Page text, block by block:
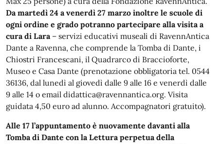
Da martedì 24 a venerdì 27 marzo inoltre le scuole di
ogni ordine e grado potranno partecipare alla visita a
cura di Lara– servizi educativi museali di RavennAntica
Dante a Ravenna, che comprende la Tomba di Dante, i
Chiostri Francescani, il Quadrarco di Braccioforte,
Museo e Casa Dante (prenotazione obbligatoria tel. 0544
36136, dal lunedì al giovedì dalle 9 alle 16 e venerdì dalle
9 alle 14 o email didattica@ravennantica.org. Visita
guidata 4,50 euro ad alunno. Accompagnatori gratuito).
Alle 17 l’appuntamento è nuovamente davanti alla
Tomba di Dante con la Lettura perpetua della